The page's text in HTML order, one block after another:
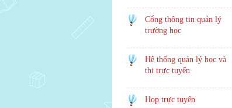
Cổng thông tin quản lý
trường học
Hệ thống quản lý học và
thi trực tuyến
Họp trực tuyến